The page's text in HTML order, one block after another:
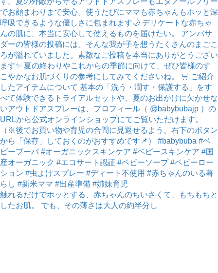
触れるだけでホッとする、赤ちゃんのちいさくて、もちもちと
したお肌。 でも、その薄さは大人の約半分し